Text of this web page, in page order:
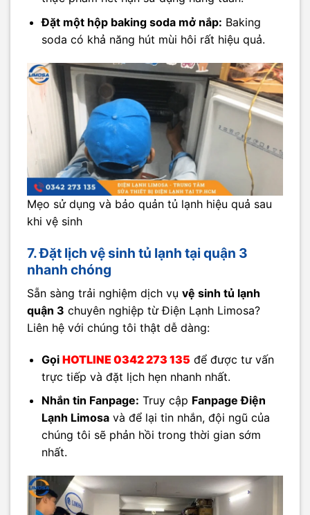
Đặt một hộp baking soda mở nắp: Baking
soda có khả năng hút mùi hôi rất hiệu quả.
Mẹo sử dụng và bảo quản tủ lạnh hiệu quả sau
khi vệ sinh
7. Đặt lịch vệ sinh tủ lạnh tại quận 3
nhanh chóng
Sẵn sàng trải nghiệm dịch vụ vệ sinh tủ lạnh
quận 3 chuyên nghiệp từ Điện Lạnh Limosa?
Liên hệ với chúng tôi thật dễ dàng:
Gọi HOTLINE0342 273 135 để được tư vấn
trực tiếp và đặt lịch hẹn nhanh nhất.
Nhắn tin Fanpage: Truy cập Fanpage Điện
Lạnh Limosavà để lại tin nhắn, đội ngũ của
chúng tôi sẽ phản hồi trong thời gian sớm
nhất.